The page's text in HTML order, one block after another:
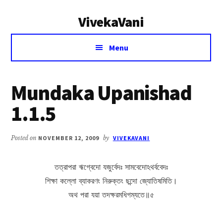
VivekaVani
Voice
Vivekananda
Menu
Mundaka Upanishad
1.1.5
Posted on NOVEMBER 12, 2009 by VIVEKAVANI
তত্রাপরা ঋগ্বেদো যজুর্বেদঃ সামবেদোঽথর্ববেদঃ
শিক্ষা কল্লো ব্যাকরণং নিরুক্তং ছন্দো জ্যোতিষমিতি।
অথ পরা যয়া তদক্ষরমধিগম্যতে॥৫